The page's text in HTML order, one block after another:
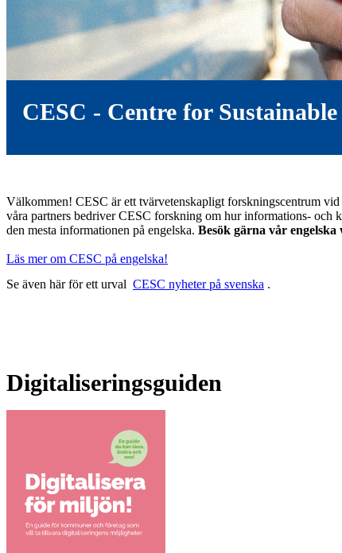
CESC - Centre for
Välkommen! CESC är ett tvärvetenskapligt forskningscentrum
våra partners bedriver CESC forskning om hur informations- och
den mesta informationen på engelska. Besök gärna vår
Läs mer om CESC på engelska!
Se även här för ett urval CESC nyheter på svenska .
Digitaliseringsguiden